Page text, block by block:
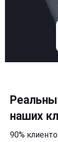
наших
90%